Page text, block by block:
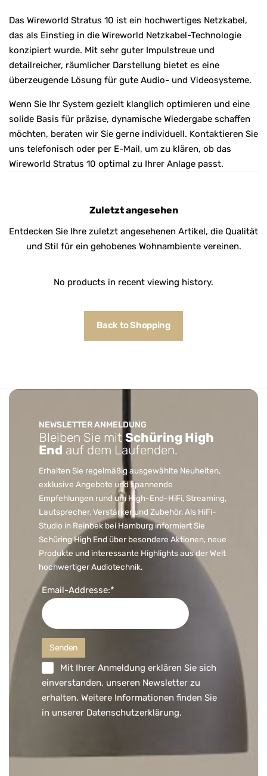
Das Wireworld Stratus 10 ist ein hochwertiges Netzkabel,
das als Einstieg in die Wireworld Netzkabel-Technologie
konzipiert wurde. Mit sehr guter Impulstreue und
detailreicher, räumlicher Darstellung bietet es eine
überzeugende Lösung für gute Audio- und Videosysteme.
Wenn Sie Ihr System gezielt klanglich optimieren und eine
solide Basis für präzise, dynamische Wiedergabe schaffen
möchten, beraten wir Sie gerne individuell. Kontaktieren Sie
uns telefonisch oder per E-Mail, um zu klären, ob das
Wireworld Stratus 10 optimal zu Ihrer Anlage passt.
Zuletzt angesehen
Entdecken Sie Ihre zuletzt angesehenen Artikel, die Qualität
und Stil für ein gehobenes Wohnambiente vereinen.
No products in recent viewing history.
Back to Shopping
NEWSLETTER ANMELDUNG
Bleiben Sie mit Schüring High
End auf dem Laufenden.
Erhalten Sie regelmäßig ausgewählte Neuheiten,
exklusive Angebote und spannende
Empfehlungen rund um High-End-HiFi, Streaming,
Lautsprecher, Verstärker und Zubehör. Als HiFi-
Studio in Reinbek bei Hamburg informiert Sie
Schüring High End über besondere Aktionen, neue
Produkte und interessante Highlights aus der Welt
hochwertiger Audiotechnik.
Email-Addresse:*
Mit Ihrer Anmeldung erklären Sie sich
einverstanden, unseren Newsletter zu
erhalten. Weitere Informationen finden Sie
in unserer Datenschutzerklärung.